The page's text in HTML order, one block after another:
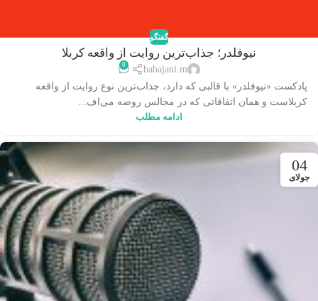
گفتگو
نیوفلدر؛ جذاب‌ترین روایت از واقعه کربلا
babajani.m
0
پادکست «نیوفلدر» با قالبی که دارد، جذاب‌ترین نوع روایت از واقعه
کربلاست و همان اتفاقاتی که در مجالس روضه می‌اف...
ادامه مطلب
04
جولای